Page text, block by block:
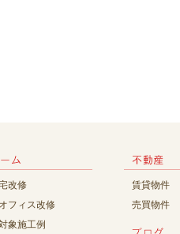
改修
フィス改修
象施工例
賃貸物件
売買物件